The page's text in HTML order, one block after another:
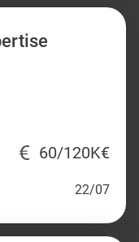
60/120K€
22/07